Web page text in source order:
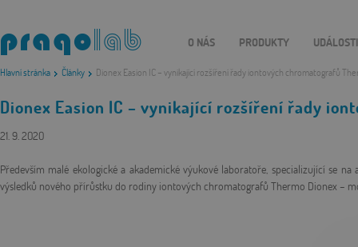
Hlavní stránka Články Dionex Easion IC – vynikající rozšíření řady iontových chromatografů
O NÁS PRODUKTY UDÁLOSTI
Dionex Easion IC – vynikající rozšíření řady
21. 9. 2020
Především malé ekologické a akademické výukové laboratoře, specializující se
výsledků nového přírůstku do rodiny iontových chromatografů Thermo Dionex –